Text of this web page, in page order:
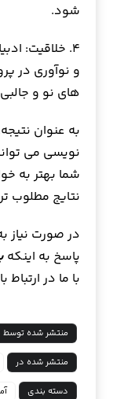
شود.
۴. خلاقیت:
و نوآوری در
های نو و جالبی
به عنوان
نویسی می
شما بهتر به
نتایج مطلوب
در صورت نیاز
پاسخ به اینکه
با ما در ارتباط
منتشر شده توسط
منتشر شده در
دسته بندی